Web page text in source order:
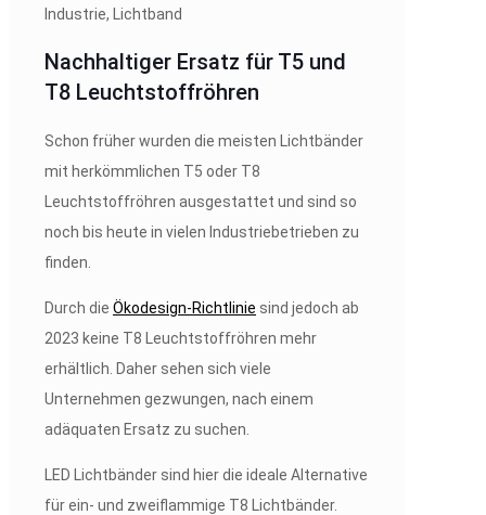
Nachhaltiger Ersatz für T5 und
T8 Leuchtstoffröhren
Schon früher wurden die meisten Lichtbänder
mit herkömmlichen T5 oder T8
Leuchtstoffröhren ausgestattet und sind so
noch bis heute in vielen Industriebetrieben zu
finden.
Durch die Ökodesign-Richtlinie sind jedoch ab
2023 keine T8 Leuchtstoffröhren mehr
erhältlich. Daher sehen sich viele
Unternehmen gezwungen, nach einem
adäquaten Ersatz zu suchen.
LED Lichtbänder sind hier die ideale Alternative
für ein- und zweiflammige T8 Lichtbänder.